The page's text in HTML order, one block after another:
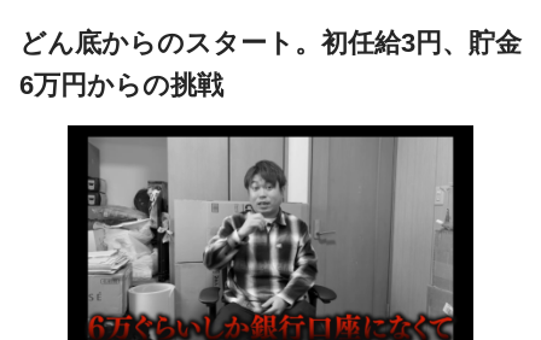
どん底からのスタート。初任給3円、貯金
6万円からの挑戦